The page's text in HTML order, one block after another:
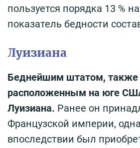
пользуется порядка 13 %
показатель бедности
Луизиана
Беднейшим штатом, также
расположенным на юге
Луизиана. Ранее он
Французской империи,
впоследствии был